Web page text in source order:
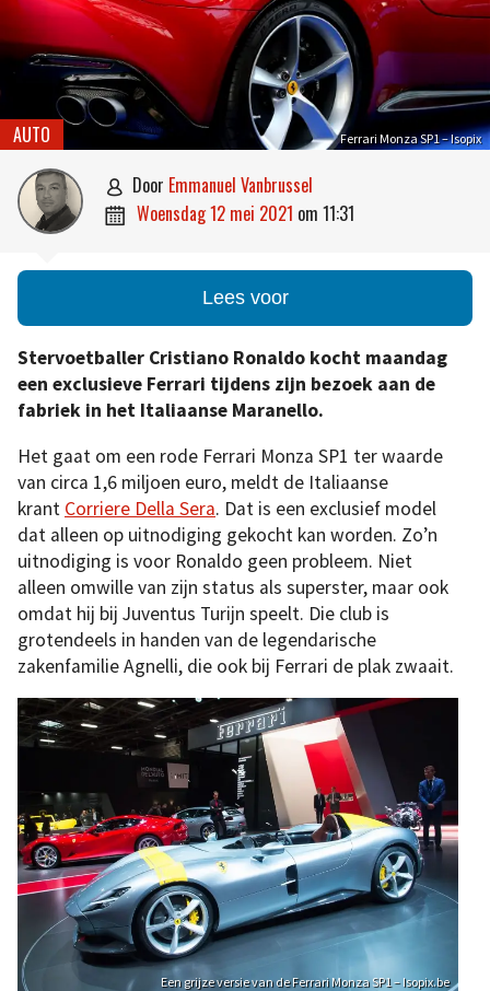
Ferrari Monza SP1 – Isopix
AUTO
 door Emmanuel Vanbrussel
 woensdag 12 mei 2021 om 11:31
Lees voor
Stervoetballer Cristiano Ronaldo kocht maandag
een exclusieve Ferrari tijdens zijn bezoek aan de
fabriek in het Italiaanse Maranello.
Het gaat om een rode Ferrari Monza SP1 ter waarde
van circa 1,6 miljoen euro, meldt de Italiaanse
krant Corriere Della Sera. Dat is een exclusief model
dat alleen op uitnodiging gekocht kan worden. Zo’n
uitnodiging is voor Ronaldo geen probleem. Niet
alleen omwille van zijn status als superster, maar ook
omdat hij bij Juventus Turijn speelt. Die club is
grotendeels in handen van de legendarische
zakenfamilie Agnelli, die ook bij Ferrari de plak zwaait.
Een grijze versie van de Ferrari Monza SP1 – Isopix.be